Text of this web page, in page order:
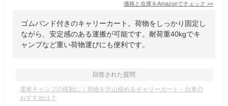
価格と在庫をAmazonでチェック >>
ゴムバンド付きのキャリーカート。荷物をしっかり固定し
ながら、安定感のある運搬が可能です。耐荷重40kgでキ
ャンプなど重い荷物運びにも便利です。
回答された質問
電車キャンプの移動に！荷物を沢山積めるキャリーカート・台車の
おすすめは？